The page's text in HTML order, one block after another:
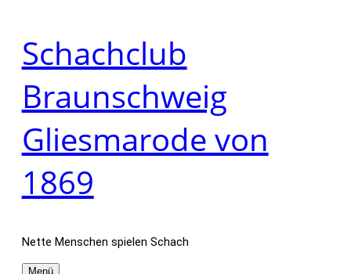
Zum
Inhalt
springen
Schachclub
Braunschweig
Gliesmarode von
1869
Nette Menschen spielen Schach
Menü